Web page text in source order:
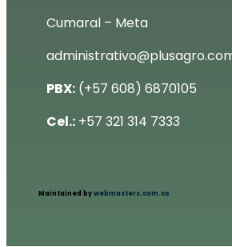
Cumaral – Meta
PBX: (+57 608) 6870105
Cel.: +57 321 314 7333
Maintained bywebmasters.com.co